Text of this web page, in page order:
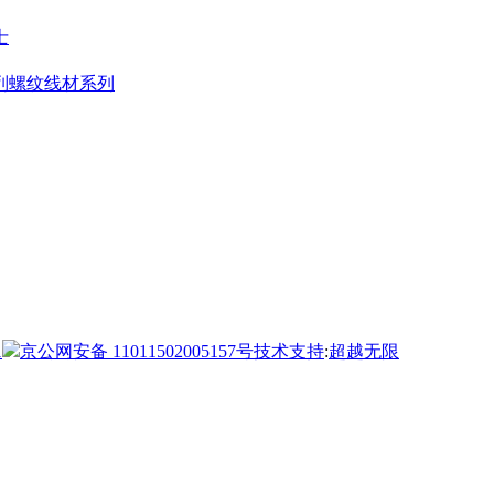
螺纹线材系列
京公网安备 11011502005157号技术支持:超越无限